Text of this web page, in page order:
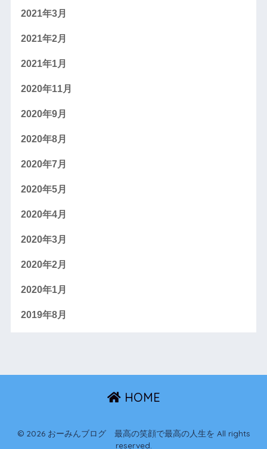
2021年3月
2021年2月
2021年1月
2020年11月
2020年9月
2020年8月
2020年7月
2020年5月
2020年4月
2020年3月
2020年2月
2020年1月
2019年8月
HOME
© 2026 おーみんブログ 最高の笑顔で最高の人生を All rights
reserved.